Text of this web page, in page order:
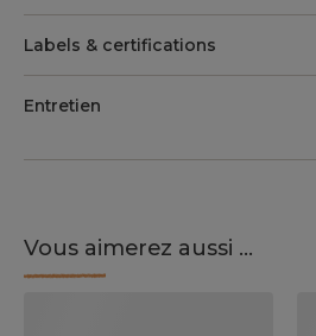
Labels & certifications
Entretien
Vous aimerez aussi ...